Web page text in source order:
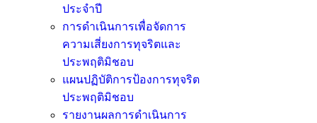
ประจำปี
การดำเนินการเพื่อจัดการ
ความเสี่ยงการทุจริตและ
ประพฤติมิชอบ
แผนปฏิบัติการป้องการทุจริต
ประพฤติมิชอบ
รายงานผลการดำเนินการ